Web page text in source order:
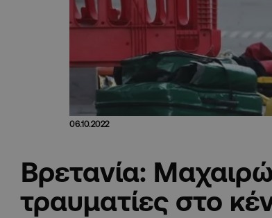
06.10.2022
Βρετανία:
τραυματίες στο